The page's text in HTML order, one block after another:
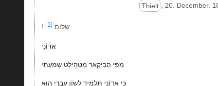
Thielt , 20. December.
! שָֹלוֹם [1]
אֲדוֹנִי
מִפִּי הַבִיקַאר מְטִהְילְט שָׁמַעְתִּי
כִּי אַדוֹנִי תַּלְמִיד לָשוֹן עִבְרִי הוּא